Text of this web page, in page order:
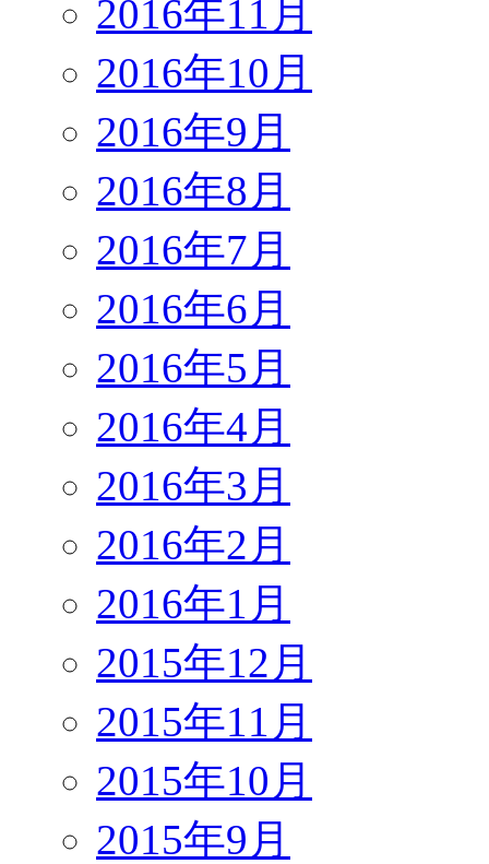
2016年11月
2016年10月
2016年9月
2016年8月
2016年7月
2016年6月
2016年5月
2016年4月
2016年3月
2016年2月
2016年1月
2015年12月
2015年11月
2015年10月
2015年9月